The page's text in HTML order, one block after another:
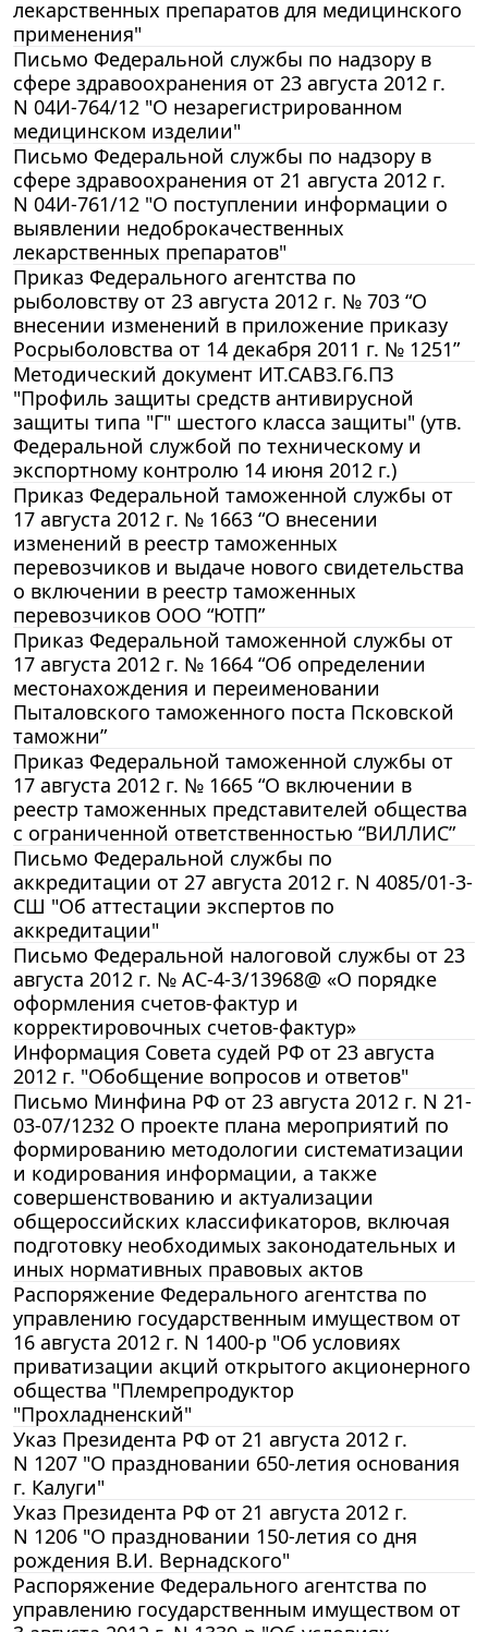
лекарственных препаратов для медицинского
применения"
Письмо Федеральной службы по надзору в
сфере здравоохранения от 23 августа 2012 г.
N 04И-764/12 "О незарегистрированном
медицинском изделии"
Письмо Федеральной службы по надзору в
сфере здравоохранения от 21 августа 2012 г.
N 04И-761/12 "О поступлении информации о
выявлении недоброкачественных
лекарственных препаратов"
Приказ Федерального агентства по
рыболовству от 23 августа 2012 г. № 703 “О
внесении изменений в приложение приказу
Росрыболовства от 14 декабря 2011 г. № 1251”
Методический документ ИТ.САВЗ.Г6.ПЗ
"Профиль защиты средств антивирусной
защиты типа "Г" шестого класса защиты" (утв.
Федеральной службой по техническому и
экспортному контролю 14 июня 2012 г.)
Приказ Федеральной таможенной службы от
17 августа 2012 г. № 1663 “О внесении
изменений в реестр таможенных
перевозчиков и выдаче нового свидетельства
о включении в реестр таможенных
перевозчиков ООО “ЮТП”
Приказ Федеральной таможенной службы от
17 августа 2012 г. № 1664 “Об определении
местонахождения и переименовании
Пыталовского таможенного поста Псковской
таможни”
Приказ Федеральной таможенной службы от
17 августа 2012 г. № 1665 “О включении в
реестр таможенных представителей общества
с ограниченной ответственностью “ВИЛЛИС”
Письмо Федеральной службы по
аккредитации от 27 августа 2012 г. N 4085/01-3-
СШ "Об аттестации экспертов по
аккредитации"
Письмо Федеральной налоговой службы от 23
августа 2012 г. № АС-4-3/13968@ «О порядке
оформления счетов-фактур и
корректировочных счетов-фактур»
Информация Совета судей РФ от 23 августа
2012 г. "Обобщение вопросов и ответов"
Письмо Минфина РФ от 23 августа 2012 г. N 21-
03-07/1232 О проекте плана мероприятий по
формированию методологии систематизации
и кодирования информации, а также
совершенствованию и актуализации
общероссийских классификаторов, включая
подготовку необходимых законодательных и
иных нормативных правовых актов
Распоряжение Федерального агентства по
управлению государственным имуществом от
16 августа 2012 г. N 1400-р "Об условиях
приватизации акций открытого акционерного
общества "Племрепродуктор
"Прохладненский"
Указ Президента РФ от 21 августа 2012 г.
N 1207 "О праздновании 650-летия основания
г. Калуги"
Указ Президента РФ от 21 августа 2012 г.
N 1206 "О праздновании 150-летия со дня
рождения В.И. Вернадского"
Распоряжение Федерального агентства по
управлению государственным имуществом от